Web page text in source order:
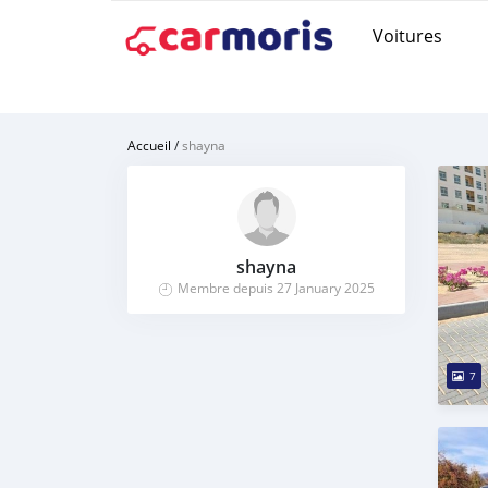
Voitures
Accueil /shayna
shayna
Membre depuis 27 January 2025
7